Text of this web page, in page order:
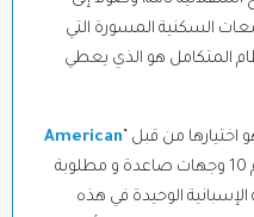
السكنية المسورة التي
المتكامل هو الذي يعطي
اختيارها من قبل “ American
” ضمن قائمة أهم 10 وجهات صاعدة و مطلوبة
الإسبانية الوحيدة في هذه